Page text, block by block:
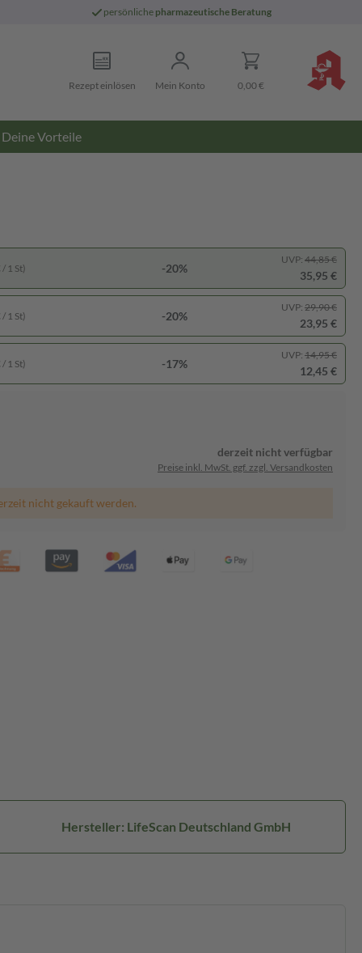
persönliche pharmazeutische Beratung
Rezept einlösen Mein Konto 0,00 €
Deine Vorteile
1 St) -20%
UVP: 44,85 €
35,95 €
1 St) -20%
UVP: 29,90 €
23,95 €
1 St) -17%
UVP: 14,95 €
12,45 €
derzeit nicht verfügbar
Preise inkl. MwSt. ggf. zzgl. Versandkosten
nicht gekauft werden.
Hersteller: LifeScan Deutschland GmbH